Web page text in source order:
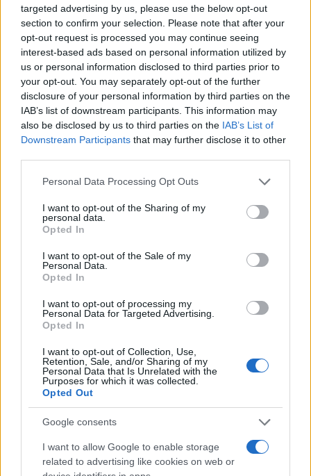
targeted advertising by us, please use the below opt-out
section to confirm your selection. Please note that after your
opt-out request is processed you may continue seeing
interest-based ads based on personal information utilized by
us or personal information disclosed to third parties prior to
your opt-out. You may separately opt-out of the further
disclosure of your personal information by third parties on the
IAB’s list of downstream participants. This information may
also be disclosed by us to third parties on the IAB’s List of
Downstream Participants that may further disclose it to other
Please note that this website/app uses one or more Google
not limited to your visit or usage behaviour. You may click to
grant or deny consent to Google and its third-party tags to
use your data for below specified purposes in below Google
consent section.
Personal Data Processing Opt Outs
I want to opt-out of the Sharing of my
personal data.
Opted In
I want to opt-out of the Sale of my
Personal Data.
Opted In
I want to opt-out of processing my
Personal Data for Targeted Advertising.
Opted In
I want to opt-out of Collection, Use,
Retention, Sale, and/or Sharing of my
Personal Data that Is Unrelated with the
Purposes for which it was collected.
Opted Out
Google consents
I want to allow Google to enable storage
related to advertising like cookies on web or
Vuoi rimuovere le pubblicità nazionali?
Puoi abbonarti asoli € 1,10 al mese
cliccandoqui
Sei già abbonato?
Puoi effettuare l'accesso andando nella
sezioneLogindal menù del sito o
cliccandoqui
TEMI: Isola Bianca Olbia
Olbia Notizie
Remata Dei Mestieri
Remata Dei Mestieri Olbia
Inviaci le tue segnalazioni,
i tuoi video e le tue foto
345 356 7512
Notizie in tempo reale?
Entra nel canale telegram di
GalluraOggi.it